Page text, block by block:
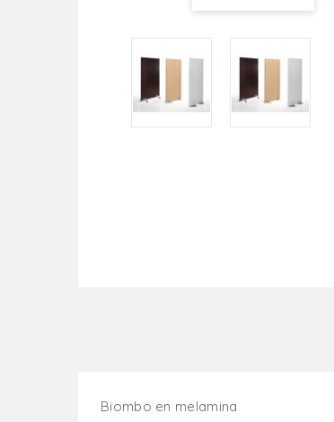
Biombo en melamina